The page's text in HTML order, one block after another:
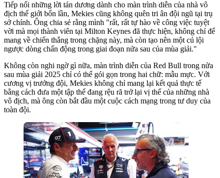
Tiếp nối những lời tán dương dành cho màn trình diễn của nhà vô
địch thế giới bốn lần, Mekies cũng không quên tri ân đội ngũ tại trụ
sở chính. Ông chia sẻ rằng mình "rất, rất tự hào về công việc tuyệt
vời mà mọi thành viên tại Milton Keynes đã thực hiện, không chỉ để
mang về chiến thắng trong chặng này, mà còn tạo nên một cú lội
ngược dòng chấn động trong giai đoạn nửa sau của mùa giải."
Không còn nghi ngờ gì nữa, màn trình diễn của Red Bull trong nửa
sau mùa giải 2025 chỉ có thể gói gọn trong hai chữ: mẫu mực. Với
cương vị trưởng đội, Mekies không chỉ mang lại kết quả thực tế
bằng cách đưa một tập thể đang rệu rã trở lại vị thế của những nhà
vô địch, mà ông còn bắt đầu một cuộc cách mạng trong tư duy của
toàn đội.